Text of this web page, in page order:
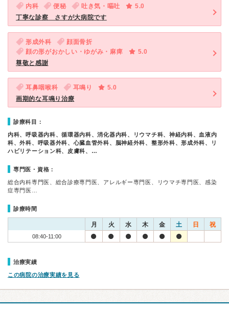
内科 便秘 吐き気・嘔吐
5.0
丁寧な診察 さすが大病院です
形成外科
顔面骨折
顔の形がおかしい・ゆがみ・麻痺
5.0
尊敬と感謝
耳鼻咽喉科 耳鳴り
5.0
画期的な耳鳴り治療
診療科目：
内科、呼吸器内科、循環器内科、消化器内科、リウマチ科、神経内科、血液内
科、外科、呼吸器外科、心臓血管外科、脳神経外科、整形外科、形成外科、リ
ハビリテーション科、皮膚科、…
専門医・資格：
総合内科専門医、総合診療専門医、アレルギー専門医、リウマチ専門医、感染
症専門医…
診療時間
月 火 水 木 金 土 日 祝
08:40-11:00
治療実績
この病院の治療実績を見る